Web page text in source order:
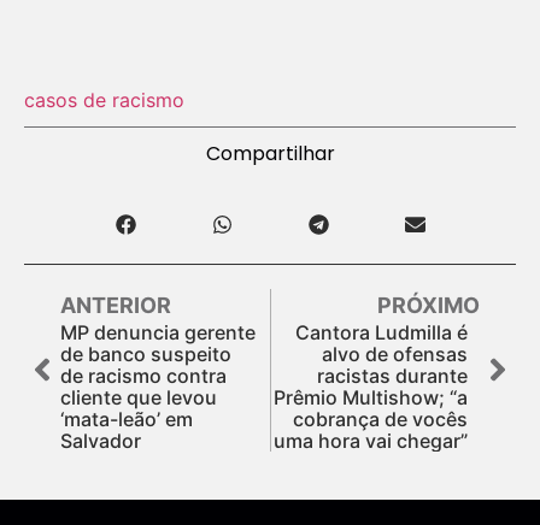
casos de racismo
Compartilhar
ANTERIOR
MP denuncia gerente
de banco suspeito
de racismo contra
cliente que levou
‘mata-leão’ em
Salvador
PRÓXIMO
Cantora Ludmilla é
alvo de ofensas
racistas durante
Prêmio Multishow; “a
cobrança de vocês
uma hora vai chegar”